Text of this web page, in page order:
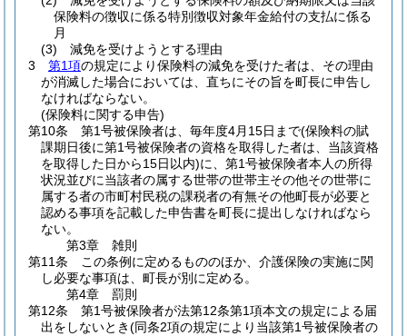
保険料の徴収に係る特別徴収対象年金給付の支払に係る
月
(3)
減免を受けようとする理由
3
第1項の規定により保険料の減免を受けた者は、その理由
が消滅した場合においては、直ちにその旨を町長に申告し
なければならない。
(保険料に関する申告)
第10条
第1号被保険者は、毎年度4月15日まで(保険料の賦
課期日後に第1号被保険者の資格を取得した者は、当該資格
を取得した日から15日以内)に、第1号被保険者本人の所得
状況並びに当該者の属する世帯の世帯主その他その世帯に
属する者の市町村民税の課税者の有無その他町長が必要と
認める事項を記載した申告書を町長に提出しなければなら
ない。
第3章
雑則
第11条
この条例に定めるもののほか、介護保険の実施に関
し必要な事項は、町長が別に定める。
第4章
罰則
第12条
第1号被保険者が法第12条第1項本文の規定による届
出をしないとき(同条2項の規定により当該第1号被保険者の